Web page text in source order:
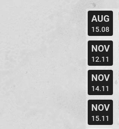
AUG
15.08
NOV
12.11
NOV
14.11
NOV
15.11